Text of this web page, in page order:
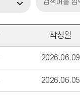
작성일
2026.06.09
2026.06.05